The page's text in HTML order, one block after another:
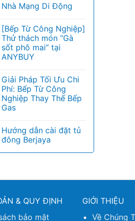
Nhà Mạng Di Động
[Bếp Từ Công Nghiệp]
Thử thách món “Gà
sốt phô mai” tại
ANYBUY
Giải Pháp Tối Ưu Chi
Phí: Bếp Từ Công
Nghiệp Thay Thế Bếp
Gas
Hướng dẫn cài đặt tủ
đông Berjaya
& QUY ĐỊNH
bảo mật
GIỚI THIỆU
Về Chúng